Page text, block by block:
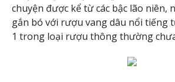
chuyện được kể từ các bậc lão niên,
gắn bó với rượu vang dâu nổi tiếng
1 trong loại rượu thông thường